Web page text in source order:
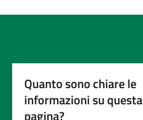
Quanto sono chiare le
informazioni su questa
pagina?